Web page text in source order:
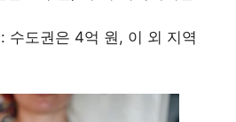
수도권은 4억 원, 이 외 지역